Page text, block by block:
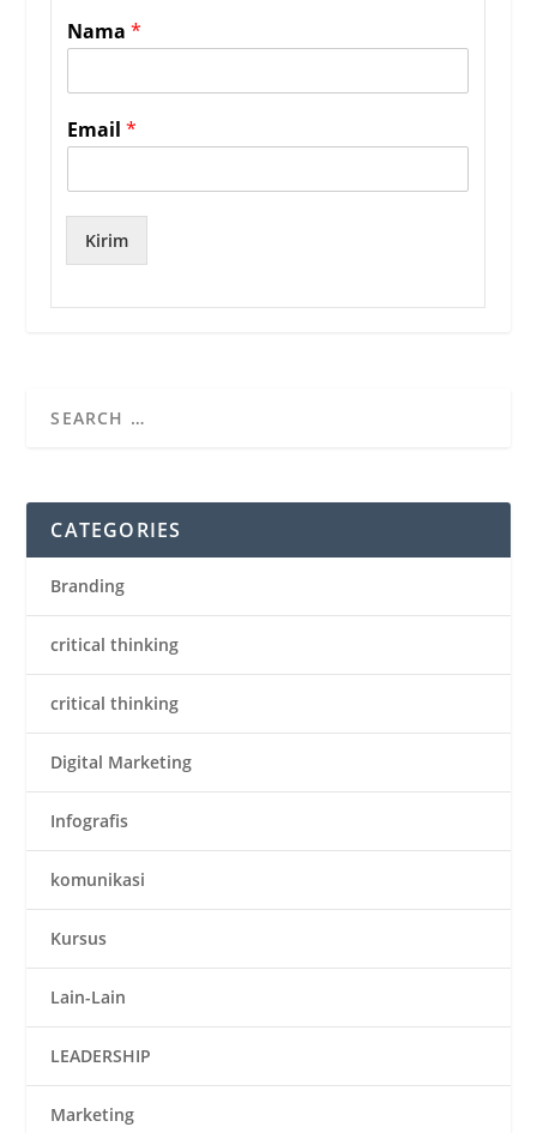
Nama*
Email*
Kirim
CATEGORIES
Branding
critical thinking
critical thinking
Digital Marketing
Infografis
komunikasi
Kursus
Lain-Lain
LEADERSHIP
Marketing